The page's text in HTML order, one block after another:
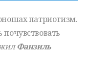
патриотизм.
Фанзиль